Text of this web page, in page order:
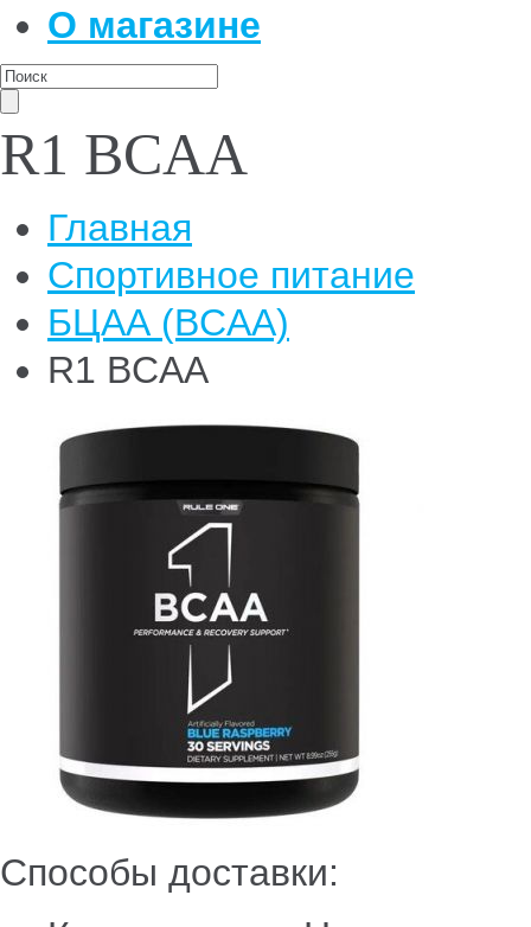
О магазине
R1 BCAA
Главная
Спортивное питание
БЦАА (BCAA)
R1 BCAA
Способы доставки: